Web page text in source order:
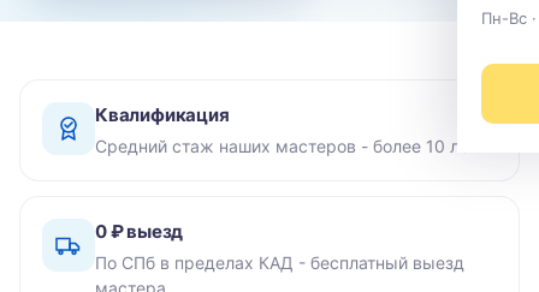
Пн-Вс
Квалификация
Средний стаж наших мастеров - более 10 лет
0 ₽ выезд
По СПб в пределах КАД - бесплатный выезд
мастера